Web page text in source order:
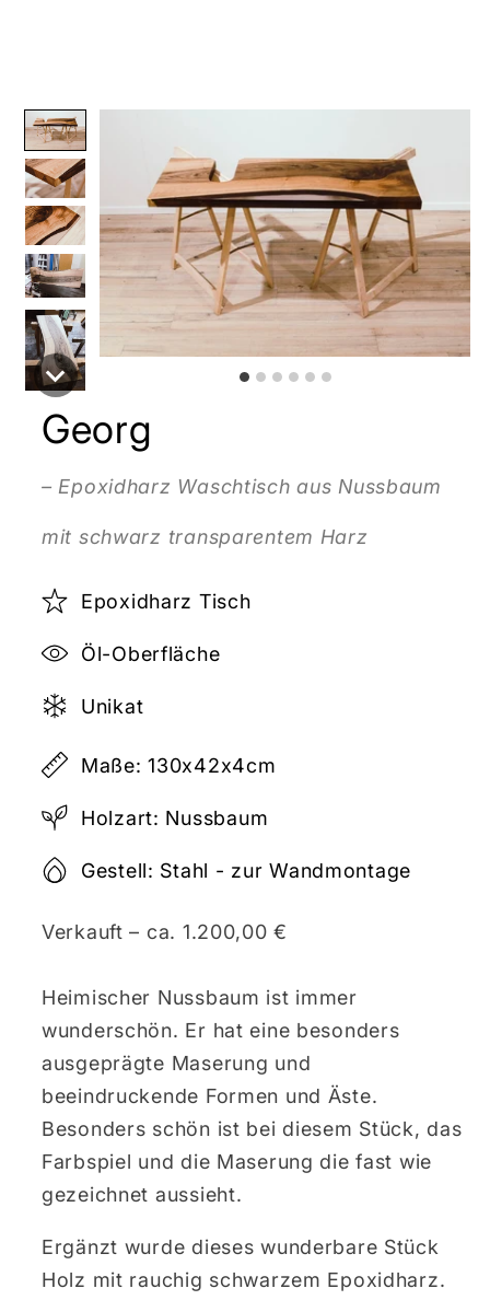
Georg
– Epoxidharz Waschtisch aus Nussbaum
mit schwarz transparentem Harz
Epoxidharz Tisch
Öl-Oberfläche
Unikat
Maße: 130x42x4cm
Holzart: Nussbaum
Gestell: Stahl - zur Wandmontage
Verkauft – ca. 1.200,00 €
Heimischer Nussbaum ist immer
wunderschön. Er hat eine besonders
ausgeprägte Maserung und
beeindruckende Formen und Äste.
Besonders schön ist bei diesem Stück, das
Farbspiel und die Maserung die fast wie
gezeichnet aussieht.
Ergänzt wurde dieses wunderbare Stück
Holz mit rauchig schwarzem Epoxidharz.